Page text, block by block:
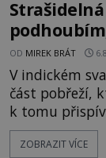
OD MIREK BRÁT
V indickém
část pobřeží,
k tomu
pláž takové
pravdivé
ZOBRAZIT VÍCE